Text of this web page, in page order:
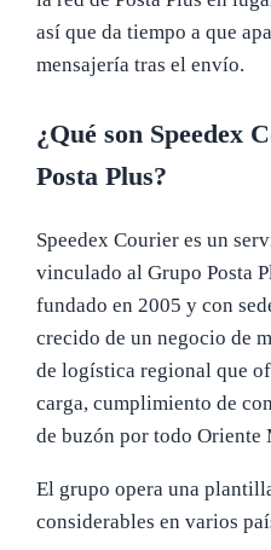
así que da tiempo a que
mensajería tras el envío.
¿Qué son Speedex
Posta Plus?
Speedex Courier es un
vinculado al Grupo Posta
fundado en 2005 y con
crecido de un negocio de
de logística regional que
carga, cumplimiento de
de buzón por todo Oriente
El grupo opera una
considerables en varios